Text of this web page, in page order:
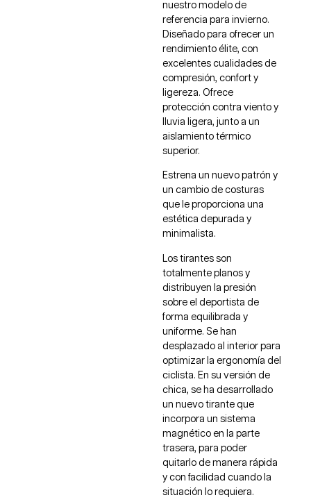
nuestro modelo de
referencia para invierno.
Diseñado para ofrecer un
rendimiento élite, con
excelentes cualidades de
compresión, confort y
ligereza. Ofrece
protección contra viento y
lluvia ligera, junto a un
aislamiento térmico
superior.
Estrena un nuevo patrón y
un cambio de costuras
que le proporciona una
estética depurada y
minimalista.
Los tirantes son
totalmente planos y
distribuyen la presión
sobre el deportista de
forma equilibrada y
uniforme. Se han
desplazado al interior para
optimizar la ergonomía del
ciclista. En su versión de
chica, se ha desarrollado
un nuevo tirante que
incorpora un sistema
magnético en la parte
trasera, para poder
quitarlo de manera rápida
y con facilidad cuando la
situación lo requiera.